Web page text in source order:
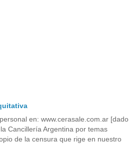
en: www.cerasale.com.ar [dado
Cancillería Argentina por temas
de la censura que rige en nuestro